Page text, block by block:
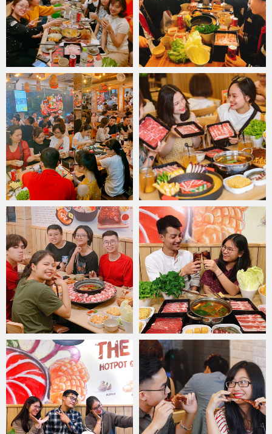
Bếp trưởng của nhà hàngFood House với nhiều năm kinh nghiệm
không chỉ tạo ra những nồi lẩu Thái thấm vị mà còn được chế biến
theo công sức riêng để phù hợp với phong cách và văn hóa Việt
Nam. Do đó, thực khách không chỉ được tận hưởng hương vị Thái
Lan ngay giữa lòng Thủ đô mà còn được tận hưởng cảm giác thân
thuộc từ những hương vị dân dã, đậm chất Việt. Đó chính là lý do lý
giải tại sao nhà hàngFood Houseđược mệnh danh là một trong
những quán ăn ngon ở Hà Nội.
nhập khẩu từ Thái Lan, dưới bàn tay khéo léo của người đầu bếp
lâu năm tại nhà hàng đã cho ra đời những món ăn đậm chất Thái.
Đặc biệt hơn, với tiêu chí không ngừng sáng tạo để đáp ứng những
nhu cầu của thực khách, bếp trưởng của nhà hàng đã tìm tòi,
nghiên cứu và cho ra đời các set ăn hấp dẫn, đảm bảo tính dinh
dưỡng, an toàn thực phẩm cùng chi phí hợp lý dành tặng khách
hàng.